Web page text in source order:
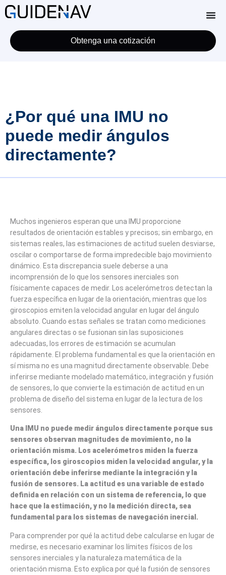
Obtenga una cotización
¿Por qué una IMU no
puede medir ángulos
directamente?
Muchos ingenieros esperan que una IMU proporcione
resultados de orientación estables y precisos; sin embargo, en
sistemas reales, las estimaciones de actitud suelen desviarse,
oscilar o comportarse de forma impredecible bajo movimiento
dinámico. Esta discrepancia suele deberse a una
incomprensión de lo que los sensores inerciales son
físicamente capaces de medir. Los acelerómetros detectan la
fuerza específica en lugar de la orientación, mientras que los
giroscopios emiten la velocidad angular en lugar del ángulo
absoluto. Cuando estas señales se tratan como mediciones
angulares directas o se fusionan sin las suposiciones
adecuadas, los errores de estimación se acumulan
rápidamente. El problema fundamental es que la orientación en
sí misma no es una magnitud directamente observable. Debe
inferirse mediante modelado matemático, integración y fusión
de sensores, lo que convierte la estimación de actitud en un
problema de diseño del sistema en lugar de la lectura de los
sensores.
Una IMU no puede medir ángulos directamente porque sus
sensores observan magnitudes de movimiento, no la
orientación misma. Los acelerómetros miden la fuerza
específica, los giroscopios miden la velocidad angular, y la
orientación debe inferirse mediante la integración y la
fusión de sensores. La actitud es una variable de estado
definida en relación con un sistema de referencia, lo que
hace que la estimación, y no la medición directa, sea
fundamental para los sistemas de navegación inercial.
Para comprender por qué la actitud debe calcularse en lugar de
medirse, es necesario examinar los límites físicos de los
sensores inerciales y la naturaleza matemática de la
orientación misma. Esto explica por qué la fusión de sensores